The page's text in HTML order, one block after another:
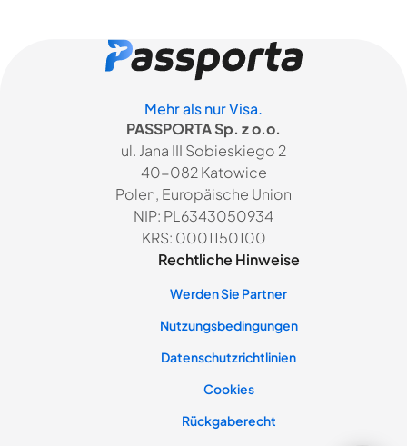
Mehr als nur Visa.
PASSPORTA Sp. z o.o.
ul. Jana III Sobieskiego 2
40-082 Katowice
Polen, Europäische Union
NIP: PL6343050934
KRS: 0001150100
Rechtliche Hinweise
Werden Sie Partner
Nutzungsbedingungen
Datenschutzrichtlinien
Cookies
Rückgaberecht